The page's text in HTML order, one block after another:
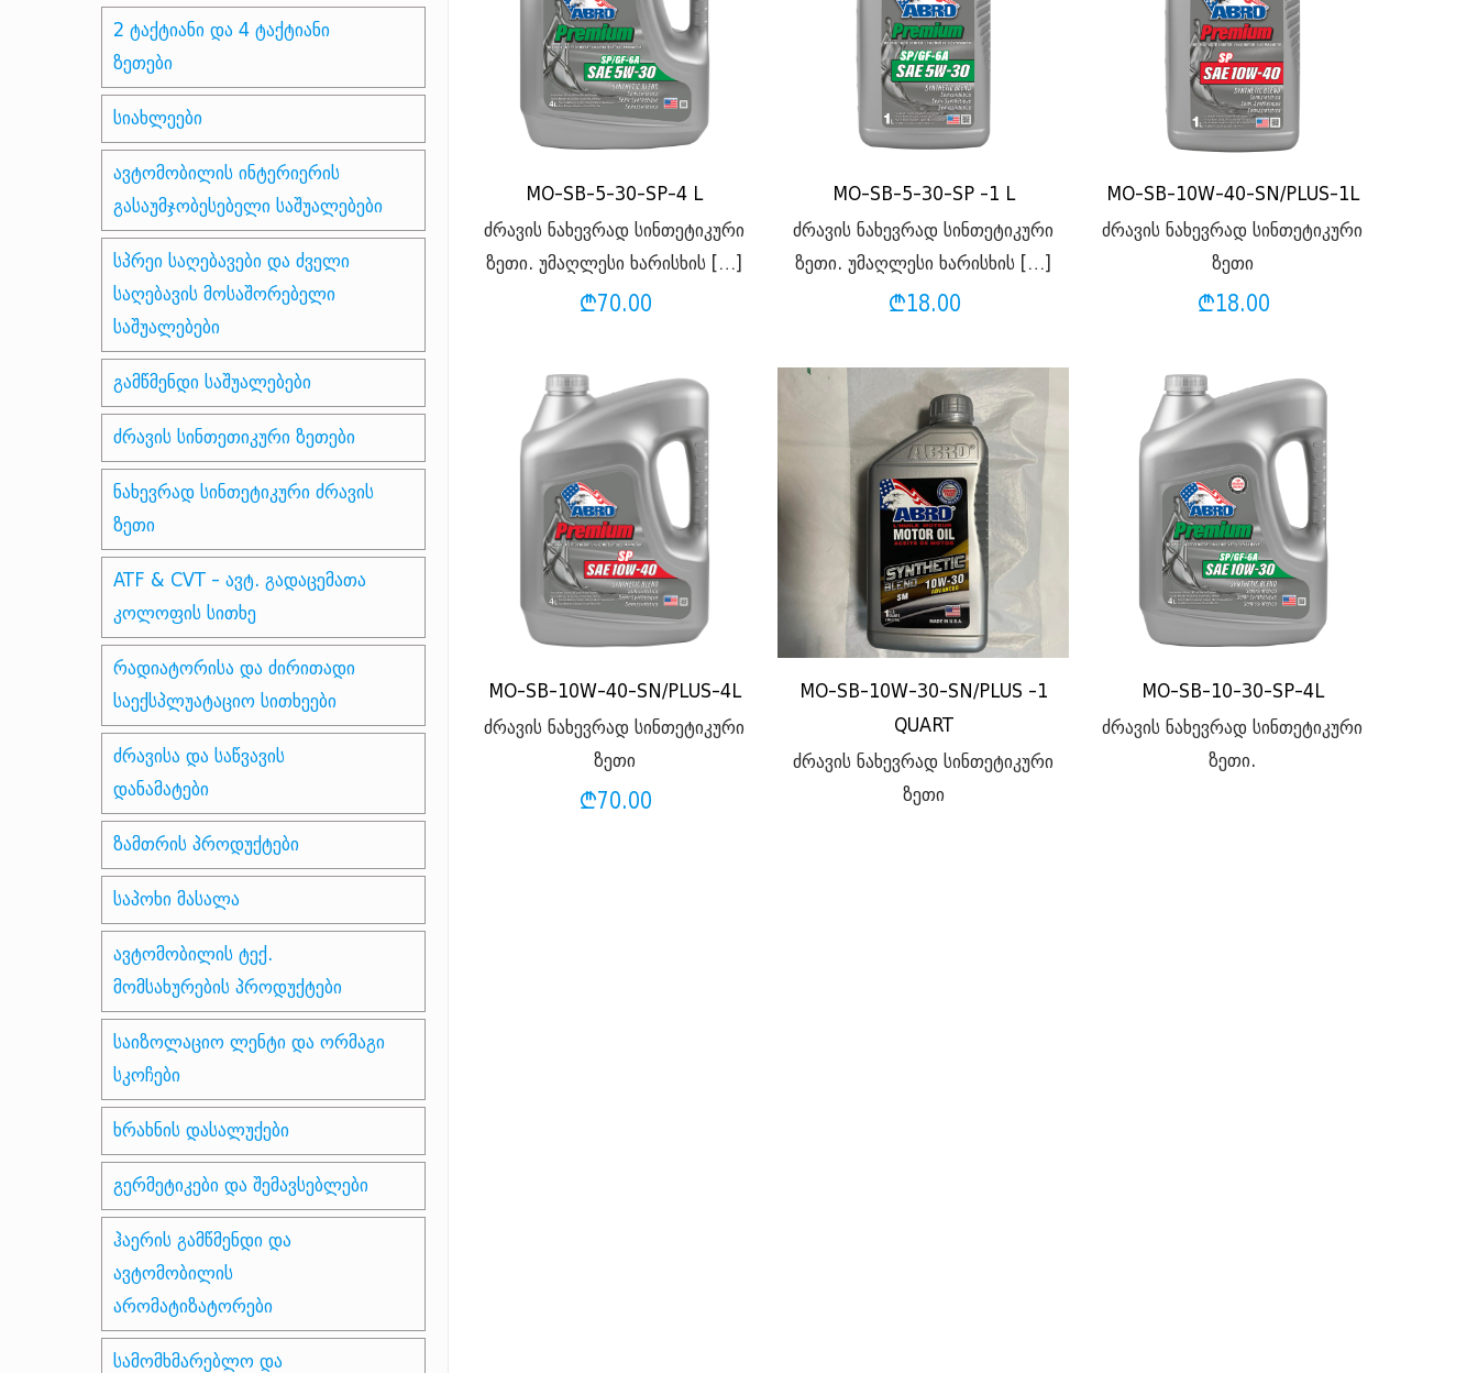
MO-SB-5-30-SP-4 L
ძრავის ნახევრად სინთეტიკური
ზეთი. უმაღლესი ხარისხის […]
₾70.00
MO-SB-5-30-SP -1 L
ძრავის ნახევრად სინთეტიკური
ზეთი. უმაღლესი ხარისხის […]
₾18.00
MO-SB-10W-40-SN/PLUS-1L
ძრავის ნახევრად სინთეტიკური
ზეთი
₾18.00
MO-SB-10W-40-SN/PLUS-4L
ძრავის ნახევრად სინთეტიკური
ზეთი
₾70.00
MO-SB-10W-30-SN/PLUS -1
QUART
ძრავის ნახევრად სინთეტიკური
ზეთი
MO-SB-10-30-SP-4L
ძრავის ნახევრად სინთეტიკური
ზეთი.
2 ტაქტიანი და 4 ტაქტიანი
ზეთები
სიახლეები
ავტომობილის ინტერიერის
გასაუმჯობესებელი საშუალებები
სპრეი საღებავები და ძველი
საღებავის მოსაშორებელი
საშუალებები
გამწმენდი საშუალებები
ძრავის სინთეთიკური ზეთები
ნახევრად სინთეტიკური ძრავის
ზეთი
ATF & CVT - ავტ. გადაცემათა
კოლოფის სითხე
რადიატორისა და ძირითადი
საექსპლუატაციო სითხეები
ძრავისა და საწვავის
დანამატები
ზამთრის პროდუქტები
საპოხი მასალა
ავტომობილის ტექ.
მომსახურების პროდუქტები
საიზოლაციო ლენტი და ორმაგი
სკოჩები
ხრახნის დასალუქები
გერმეტიკები და შემავსებლები
ჰაერის გამწმენდი და
ავტომობილის
არომატიზატორები
სამომხმარებლო და